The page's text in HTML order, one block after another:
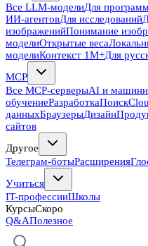
Все LLM-моделиДля
ИИ-агентовДля исследований
изображенийПонимание
моделиОткрытые веса
моделиКонтекст 1M+Для
MCP
Все MCP-серверыAI и
обучениеРазработкаПоиск
данныхБраузерыДизайн
сайтов
Другое
Телеграм-ботыРасширения
Учиться
IT-профессииШколы
КурсыСкоро
Q&AПолезное